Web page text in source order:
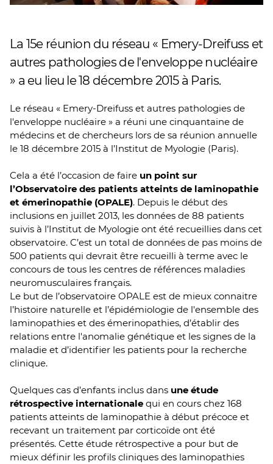
La 15e réunion du réseau « Emery-Dreifuss et
autres pathologies de l'enveloppe nucléaire
» a eu lieu le 18 décembre 2015 à Paris.
Le réseau « Emery-Dreifuss et autres pathologies de
l'enveloppe nucléaire » a réuni une cinquantaine de
médecins et de chercheurs lors de sa réunion annuelle
le 18 décembre 2015 à l’Institut de Myologie (Paris).
Cela a été l’occasion de faire un point sur
l’Observatoire des patients atteints de laminopathie
et émerinopathie (OPALE). Depuis le début des
inclusions en juillet 2013, les données de 88 patients
suivis à l’Institut de Myologie ont été recueillies dans cet
observatoire. C’est un total de données de pas moins de
500 patients qui devrait être recueilli à terme avec le
concours de tous les centres de références maladies
neuromusculaires français.
Le but de l’observatoire OPALE est de mieux connaitre
l’histoire naturelle et l’épidémiologie de l'ensemble des
laminopathies et des émerinopathies, d’établir des
relations entre l'anomalie génétique et les signes de la
maladie et d’identifier les patients pour la recherche
clinique.
Quelques cas d’enfants inclus dans une étude
rétrospective internationale qui en cours chez 168
patients atteints de laminopathie à début précoce et
recevant un traitement par corticoïde ont été
présentés. Cette étude rétrospective a pour but de
mieux définir les profils cliniques des laminopathies